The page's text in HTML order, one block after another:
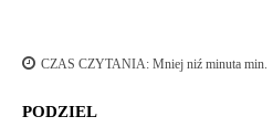
CZAS CZYTANIA: Mniej niź minuta min.
PODZIEL